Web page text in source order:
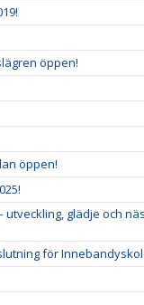
öppen!
öppen!
utveckling, glädje och
för